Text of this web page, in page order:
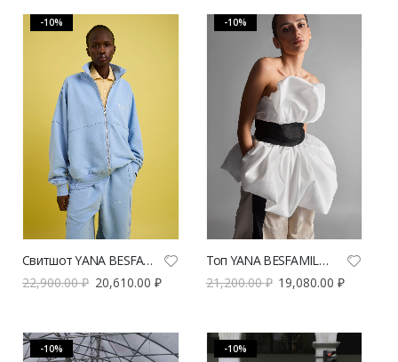
-10%
Свитшот YANA BESFAMILNAYA Мотти голубого цвета | VERESK studio
22,900.00₽ 20,610.00 ₽
-10%
Топ YANA BESFAMILNAYA Cloud | VERESK studio
21,200.00₽ 19,080.00₽
-10% -10%